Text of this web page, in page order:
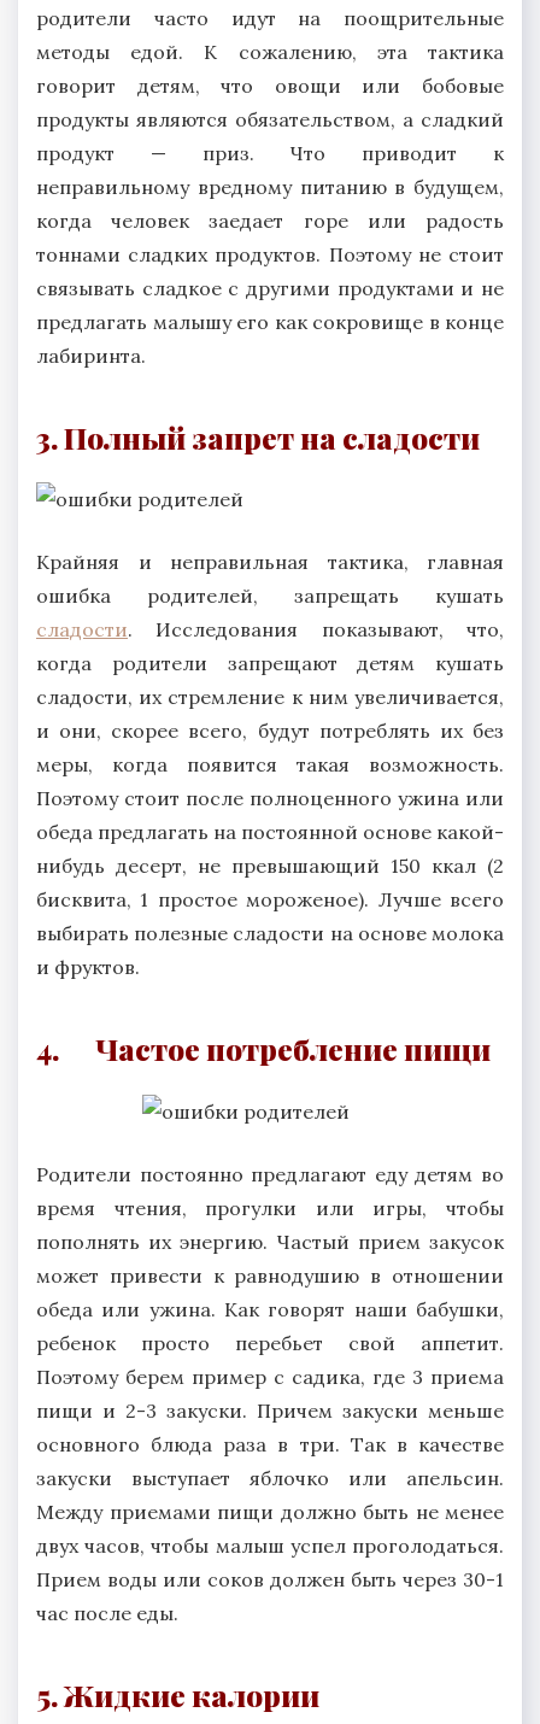
родители часто идут на поощрительные
методы едой. К сожалению, эта тактика
говорит детям, что овощи или бобовые
продукты являются обязательством, а сладкий
продукт — приз. Что приводит к
неправильному вредному питанию в будущем,
когда человек заедает горе или радость
тоннами сладких продуктов. Поэтому не стоит
связывать сладкое с другими продуктами и не
предлагать малышу его как сокровище в конце
лабиринта.
3. Полный запрет на сладости
Крайняя и неправильная тактика, главная
ошибка родителей, запрещать кушать
сладости. Исследования показывают, что,
когда родители запрещают детям кушать
сладости, их стремление к ним увеличивается,
и они, скорее всего, будут потреблять их без
меры, когда появится такая возможность.
Поэтому стоит после полноценного ужина или
обеда предлагать на постоянной основе какой-
нибудь десерт, не превышающий 150 ккал (2
бисквита, 1 простое мороженое). Лучше всего
выбирать полезные сладости на основе молока
и фруктов.
4. Частое потребление пищи
Родители постоянно предлагают еду детям во
время чтения, прогулки или игры, чтобы
пополнять их энергию. Частый прием закусок
может привести к равнодушию в отношении
обеда или ужина. Как говорят наши бабушки,
ребенок просто перебьет свой аппетит.
Поэтому берем пример с садика, где 3 приема
пищи и 2-3 закуски. Причем закуски меньше
основного блюда раза в три. Так в качестве
закуски выступает яблочко или апельсин.
Между приемами пищи должно быть не менее
двух часов, чтобы малыш успел проголодаться.
Прием воды или соков должен быть через 30-1
час после еды.
5. Жидкие калории